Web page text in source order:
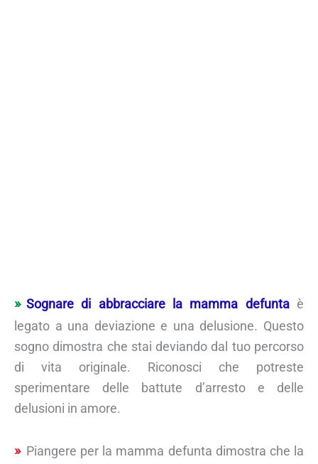
Sognare di abbracciare la mamma defuntaè
legato a una deviazione e una delusione. Questo
sogno dimostra che stai deviando dal tuo percorso
di vita originale. Riconosci che potreste
sperimentare delle battute d’arresto e delle
delusioni in amore.
Piangere per la mamma defunta dimostra che la